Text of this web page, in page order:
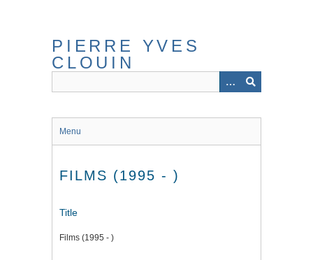
content
PIERRE YVES
CLOUIN
Menu
FILMS (1995 - )
Title
Films (1995 - )